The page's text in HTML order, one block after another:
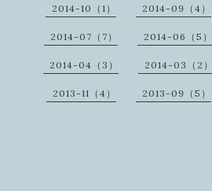
2014-10（1） 2014-09（4）
2014-07（7） 2014-06（5）
2014-04（3） 2014-03（2）
2013-11（4） 2013-09（5）